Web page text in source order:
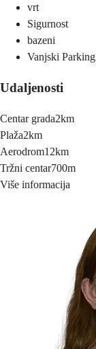
vrt
Sigurnost
bazeni
Vanjski Parking
Udaljenosti
Centar grada2km
Plaža2km
Aerodrom12km
Tržni centar700m
Više informacija